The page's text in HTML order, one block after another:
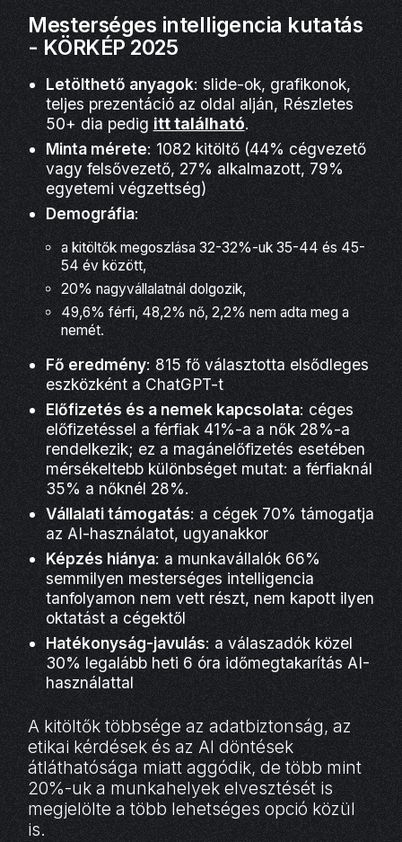
Mesterséges intelligencia kutatás
- KÖRKÉP 2025
Letölthető anyagok: slide-ok, grafikonok,
teljes prezentáció az oldal alján, Részletes
50+ dia pedig itt található.
Minta mérete: 1082 kitöltő (44% cégvezető
vagy felsővezető, 27% alkalmazott, 79%
egyetemi végzettség)
Demográfia:
a kitöltők megoszlása 32-32%-uk 35-44 és 45-
54 év között,
20% nagyvállalatnál dolgozik,
49,6% férfi, 48,2% nő, 2,2% nem adta meg a
nemét.
Fő eredmény: 815 fő választotta elsődleges
eszközként a ChatGPT-t
Előfizetés és a nemek kapcsolata: céges
előfizetéssel a férfiak 41%-a a nők 28%-a
rendelkezik; ez a magánelőfizetés esetében
mérsékeltebb különbséget mutat: a férfiaknál
35% a nőknél 28%.
Vállalati támogatás: a cégek 70% támogatja
az AI-használatot, ugyanakkor
Képzés hiánya: a munkavállalók 66%
semmilyen mesterséges intelligencia
tanfolyamon nem vett részt, nem kapott ilyen
oktatást a cégektől
Hatékonyság-javulás: a válaszadók közel
30% legalább heti 6 óra időmegtakarítás AI-
használattal
A kitöltők többsége az adatbiztonság, az
etikai kérdések és az AI döntések
átláthatósága miatt aggódik, de több mint
20%-uk a munkahelyek elvesztését is
megjelölte a több lehetséges opció közül
is.